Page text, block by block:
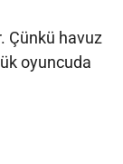
Çünkü havuz
oyuncuda